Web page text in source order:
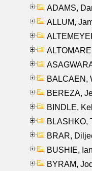
ADAMS,
ALLUM,
BALCAEN,
BEREZA,
BINDLE,
BLASHKO,
BRAR,
BUSHIE,
BYRAM,